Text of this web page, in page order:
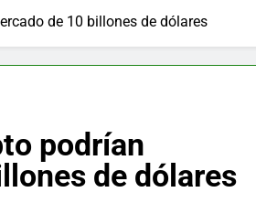
de 10 billones de dólares
podrían
de dólares